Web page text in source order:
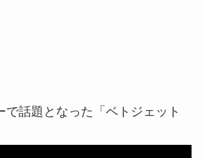
で話題となった「ベトジェット